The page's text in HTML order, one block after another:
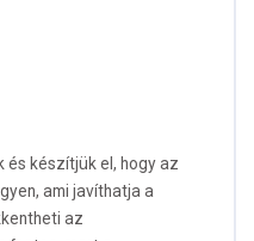
készítjük el, hogy az
ami javíthatja a
az